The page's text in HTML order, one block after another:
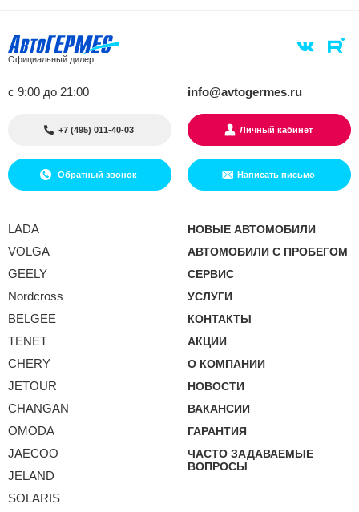
Официальный дилер
с 9:00 до 21:00 info@avtogermes.ru
+7 (495) 011-40-03 Личный кабинет
Обратный звонок Написать письмо
LADA
VOLGA
GEELY
Nordcross
BELGEE
TENET
CHERY
JETOUR
CHANGAN
OMODA
JAECOO
JELAND
SOLARIS
НОВЫЕ АВТОМОБИЛИ
АВТОМОБИЛИ С ПРОБЕГОМ
СЕРВИС
УСЛУГИ
КОНТАКТЫ
АКЦИИ
О КОМПАНИИ
НОВОСТИ
ВАКАНСИИ
ГАРАНТИЯ
ЧАСТО ЗАДАВАЕМЫЕ
ВОПРОСЫ